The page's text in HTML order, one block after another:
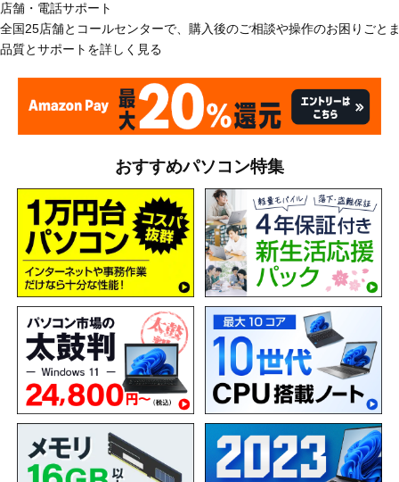
店舗・電話サポート
全国25店舗とコールセンターで、購入後のご相談や操作のお困りごと
品質とサポートを詳しく見る
おすすめパソコン特集